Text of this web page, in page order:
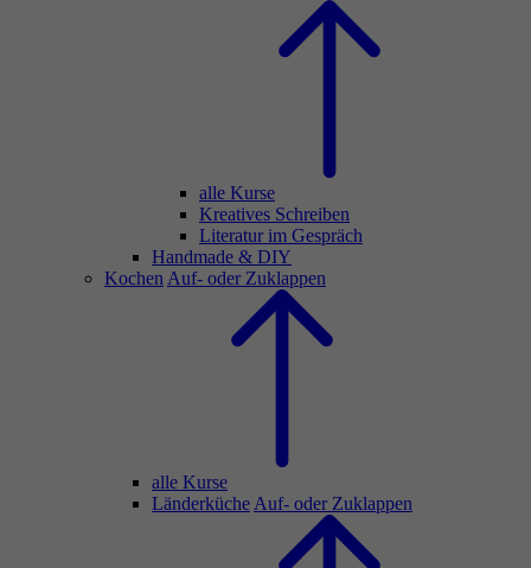
alle Kurse
Kreatives Schreiben
Literatur im Gespräch
Handmade & DIY
Kochen Auf- oder Zuklappen
alle Kurse
Länderküche Auf- oder Zuklappen